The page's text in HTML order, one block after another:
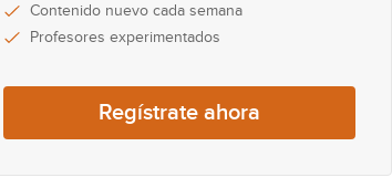
Contenido nuevo cada semana
Profesores experimentados
Regístrate ahora